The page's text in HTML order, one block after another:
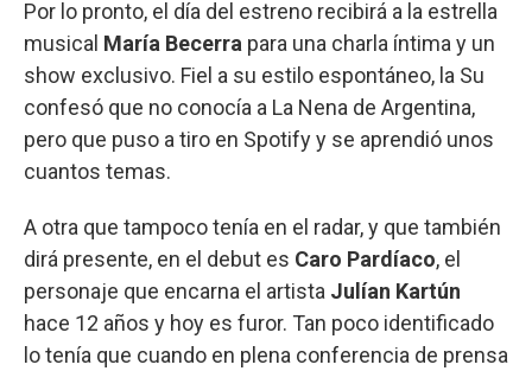
Por lo pronto, el día del estreno recibirá a la estrella
musical María Becerra para una charla íntima y un
show exclusivo. Fiel a su estilo espontáneo, la Su
confesó que no conocía a La Nena de Argentina,
pero que puso a tiro en Spotify y se aprendió unos
cuantos temas.
A otra que tampoco tenía en el radar, y que también
dirá presente, en el debut es Caro Pardíaco, el
personaje que encarna el artista Julían Kartún
hace 12 años y hoy es furor. Tan poco identificado
lo tenía que cuando en plena conferencia de prensa